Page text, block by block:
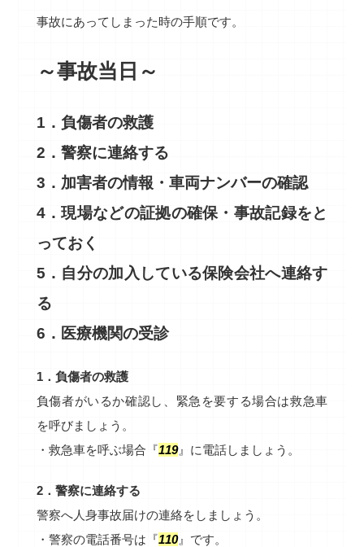
事故にあってしまった時の手順です。
～事故当日～
1．負傷者の救護
2．警察に連絡する
3．加害者の情報・車両ナンバーの確認
4．現場などの証拠の確保・事故記録をと
っておく
5．自分の加入している保険会社へ連絡す
る
6．医療機関の受診
1．負傷者の救護
負傷者がいるか確認し、緊急を要する場合は救急車
を呼びましょう。
・救急車を呼ぶ場合『119』に電話しましょう。
2．警察に連絡する
警察へ人身事故届けの連絡をしましょう。
・警察の電話番号は『110』です。